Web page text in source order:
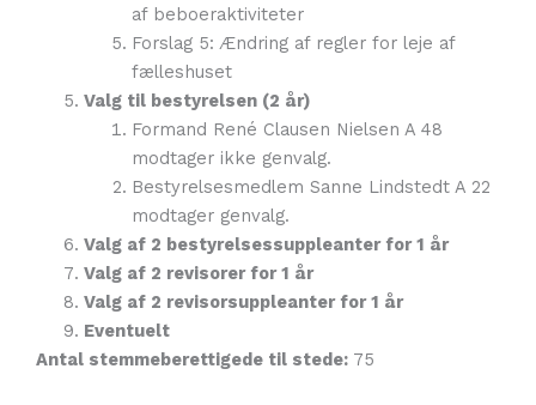
af beboeraktiviteter
Forslag 5: Ændring af regler for leje af
fælleshuset
Valg til bestyrelsen (2 år)
Formand René Clausen Nielsen A 48
modtager ikke genvalg.
Bestyrelsesmedlem Sanne Lindstedt A 22
modtager genvalg.
Valg af 2 bestyrelsessuppleanter for 1 år
Valg af 2 revisorer for 1 år
Valg af 2 revisorsuppleanter for 1 år
Eventuelt
Antal stemmeberettigede til stede: 75